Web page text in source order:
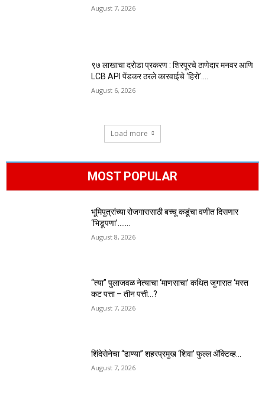
August 7, 2026
९७ लाखाचा दरोडा प्रकरण : शिरपूरचे ठाणेदार मनवर आणि
LCB API पेंडकर ठरले कारवाईचे ‘हिरो’….
August 6, 2026
Load more
MOST POPULAR
भूमिपुत्रांच्या रोजगारासाठी बच्चू कडूंचा वणीत दिसणार
‘भिडूपणा’…….
August 8, 2026
“त्या” पुलाजवळ नेत्याचा ‘माणसाचा’ कथित जुगारात ‘मस्त
कट पत्ता – तीन पत्ती…?
August 7, 2026
शिंदेसेनेचा “ढाण्या” शहरप्रमुख ‘शिवा’ फुल्ल ॲक्टिव्ह…
August 7, 2026